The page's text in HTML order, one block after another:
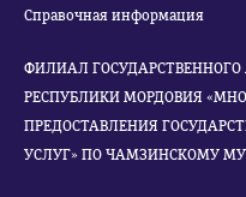
Справочная информация
ФИЛИАЛ
РЕСПУБЛИКИ МОРДОВИЯ
ПРЕДОСТАВЛЕНИЯ
УСЛУГ» ПО ЧАМЗИНСКОМУ